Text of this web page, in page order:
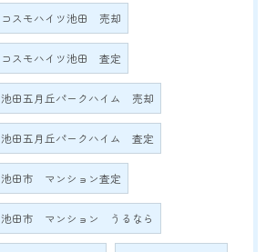
コスモハイツ池田 売却
コスモハイツ池田 査定
池田五月丘パークハイム 売却
池田五月丘パークハイム 査定
池田市 マンション査定
池田市 マンション うるなら